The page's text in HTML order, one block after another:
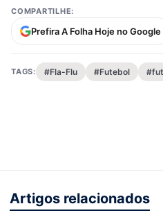
COMPARTILHE:
Prefira A Folha Hoje no Google
TAGS: #Fla-Flu #Futebol
Artigos relacionados